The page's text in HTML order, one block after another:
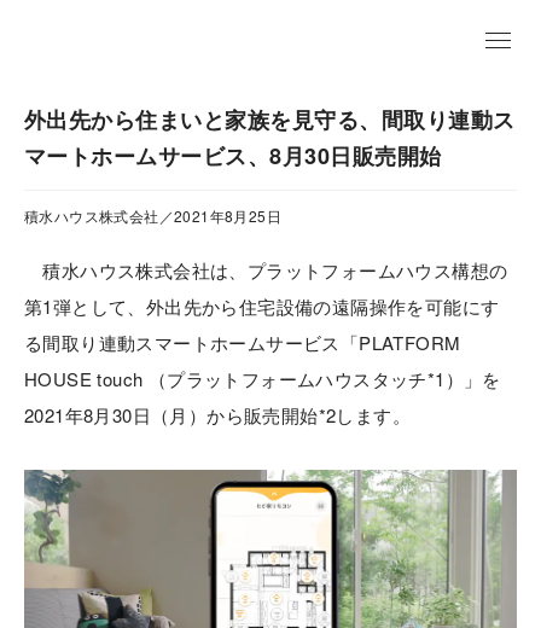
外出先から住まいと家族を見守る、間取り連動ス
マートホームサービス、8月30日販売開始
積水ハウス株式会社／2021年8月25日
積水ハウス株式会社は、プラットフォームハウス構想の
第1弾として、外出先から住宅設備の遠隔操作を可能にす
る間取り連動スマートホームサービス「PLATFORM
HOUSE touch （プラットフォームハウスタッチ*1）」を
2021年8月30日（月）から販売開始*2します。